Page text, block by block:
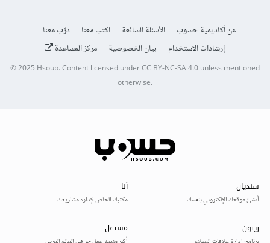
عن أكاديمية حسوب الأسئلة الشائعة اكتب معنا
درّب معنا
إرشادات الاستخدام
بيان الخصوصية مركز المساعدة
© 2025Hsoub.Content licensed underCC BY-NC-SA 4.0unless mentioned
otherwise.